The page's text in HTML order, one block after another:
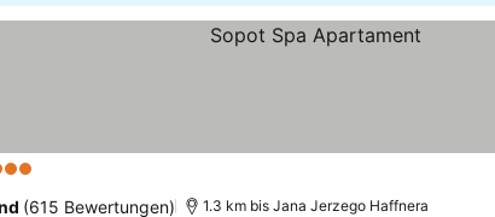
Sterne
(615 Bewertungen) 1.3 km bis Jana Jerzego Haffnera